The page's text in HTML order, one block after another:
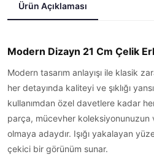
Ürün Açıklaması
Modern Dizayn 21 Cm Çelik
Modern tasarım anlayışı ile klasik
her detayında kaliteyi ve şıklığı
kullanımdan özel davetlere kadar
parça, mücevher koleksiyonunuzun
olmaya adaydır. Işığı yakalayan
çekici bir görünüm sunar.